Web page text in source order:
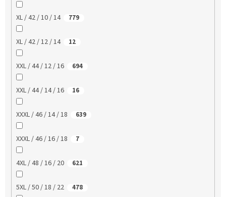
XL / 42 / 10 / 14 779
XL / 42 / 12 / 14 12
XXL / 44 / 12 / 16 694
XXL / 44 / 14 / 16 16
XXXL / 46 / 14 / 18 639
XXXL / 46 / 16 / 18 7
4XL / 48 / 16 / 20 621
5XL / 50 / 18 / 22 478